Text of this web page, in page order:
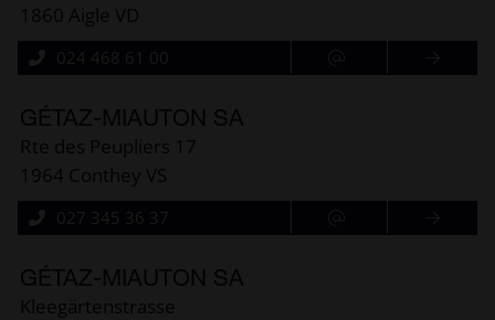
1860 Aigle VD
024 468 61 00
GÉTAZ-MIAUTON SA
Rte des Peupliers 17
1964 Conthey VS
027 345 36 37
GÉTAZ-MIAUTON SA
Kleegärtenstrasse